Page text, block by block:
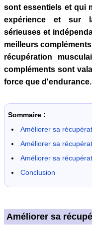
sont essentiels et qui
expérience et sur
sérieuses et
meilleurs
récupération
compléments sont
force que d'endurance.
Sommaire :
Améliorer sa
Améliorer sa
Améliorer sa
Conclusion
Améliorer sa